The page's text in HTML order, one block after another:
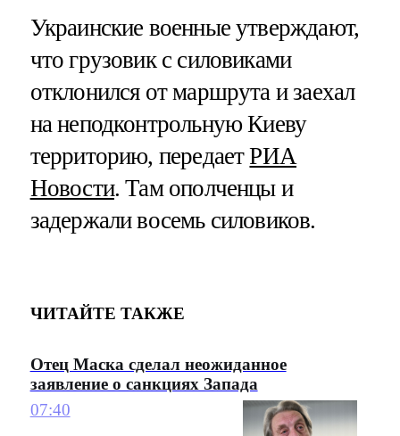
Украинские военные утверждают,
что грузовик с силовиками
отклонился от маршрута и заехал
на неподконтрольную Киеву
территорию, передаетРИА
Новости. Там ополченцы и
задержали восемь силовиков.
ЧИТАЙТЕ ТАКЖЕ
Отец Маска сделал неожиданное
заявление о санкциях Запада
07:40